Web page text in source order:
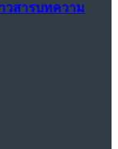
วสารบทความ